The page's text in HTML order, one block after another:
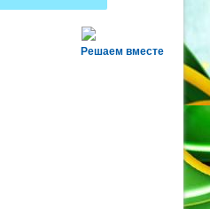
Решаем вместе